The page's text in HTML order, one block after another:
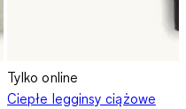
Tylko online
Ciepłe legginsy ciążowe